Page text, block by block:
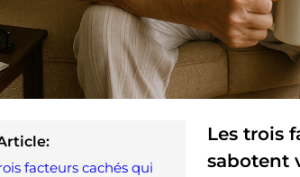
facteurs cachés qui
Les trois
sabotent